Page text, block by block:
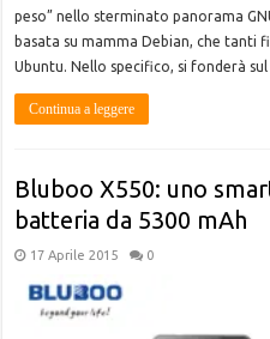
peso” nello sterminato panorama
basata su mamma Debian, che tanti
Ubuntu. Nello specifico, si fonderà
Continua a leggere
Bluboo X550: uno
batteria da 5300 mAh
17 Aprile 2015 0